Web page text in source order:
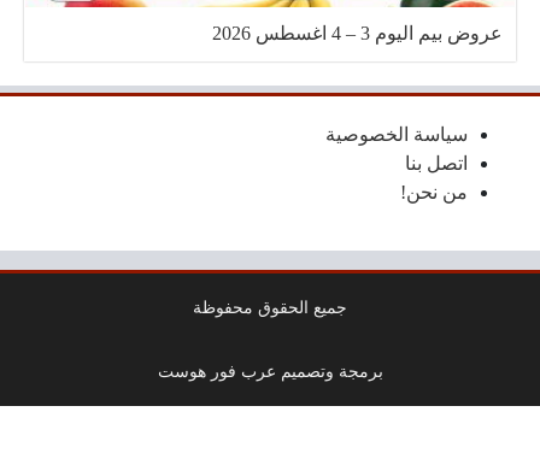
عروض بيم اليوم 3 – 4 اغسطس 2026
سياسة الخصوصية
اتصل بنا
من نحن!
جميع الحقوق محفوظة
برمجة وتصميم عرب فور هوست